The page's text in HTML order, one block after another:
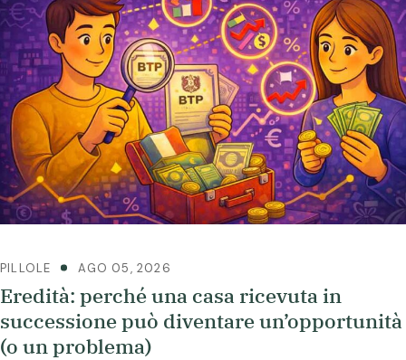
PILLOLE AGO 05, 2026
Eredità: perché una casa ricevuta in
successione può diventare un’opportunità
(o un problema)